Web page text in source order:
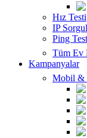
Hız Testi
IP
Ping
Tüm Ev
Kampanyalar
Mobil &